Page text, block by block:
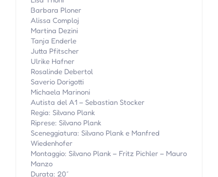
Barbara Ploner
Alissa Comploj
Martina Dezini
Tanja Enderle
Jutta Pfitscher
Ulrike Hafner
Rosalinde Debertol
Saverio Dorigotti
Michaela Marinoni
Autista del A1 – Sebastian Stocker
Regia: Silvano Plank
Riprese: Silvano Plank
Sceneggiatura: Silvano Plank e Manfred
Wiedenhofer
Montaggio: Silvano Plank – Fritz Pichler – Mauro
Manzo
Durata: 20´